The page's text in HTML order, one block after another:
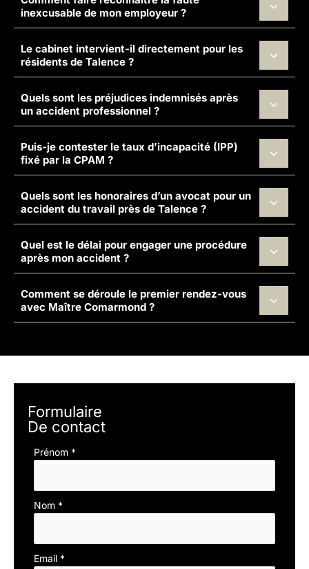
inexcusable de mon employeur ?
Le cabinet intervient-il directement pour les
résidents de Talence ?
Quels sont les préjudices indemnisés après
un accident professionnel ?
Puis-je contester le taux d’incapacité (IPP)
fixé par la CPAM ?
Quels sont les honoraires d’un avocat pour un
accident du travail près de Talence ?
Quel est le délai pour engager une procédure
après mon accident ?
Comment se déroule le premier rendez-vous
avec Maître Comarmond ?
Formulaire
De contact
Formulaire
Prénom *
Nom *
Email *